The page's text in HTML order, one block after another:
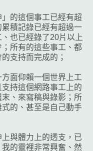
的這個事工已經有超
積記錄已經有超過一
也已經錄了20片以上
所有的這些事工、都
支持而完成的；
面仰賴一個世界上工
持這個網路事工上的
、來寫稿與錄影；所
的、甚至是自己動手
與體力上的透支，已
的靈裡非常興奮、然